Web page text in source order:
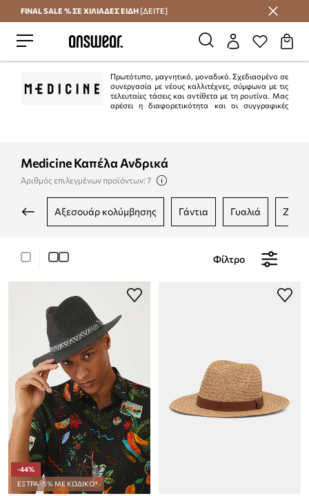
Εξοικονομήστε με το Answear Club
FINAL SALE % ΣΕ ΧΙΛΙΑΔΕΣ ΕΙΔΗ [ΔΕΙΤΕ]
Πρωτότυπο, μαγνητικό, μοναδικό. Σχεδιασμένο σε
συνεργασία με νέους καλλιτέχνες, σύμφωνα με τις
τελευταίες τάσεις και αντίθετα με τη ρουτίνα. Μας
αρέσει η διαφορετικότητα και οι συγγραφικές
Medicine Καπέλα Ανδρικά
Αριθμός επιλεγμένων προϊόντων: 7
αξεσουάρ κολύμβησης γάντια γυαλιά
Φίλτρο
-44%
ΕΞΤΡΑ -5% ΜΕ ΚΩΔΙΚΟ*